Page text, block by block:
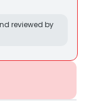
reviewed by